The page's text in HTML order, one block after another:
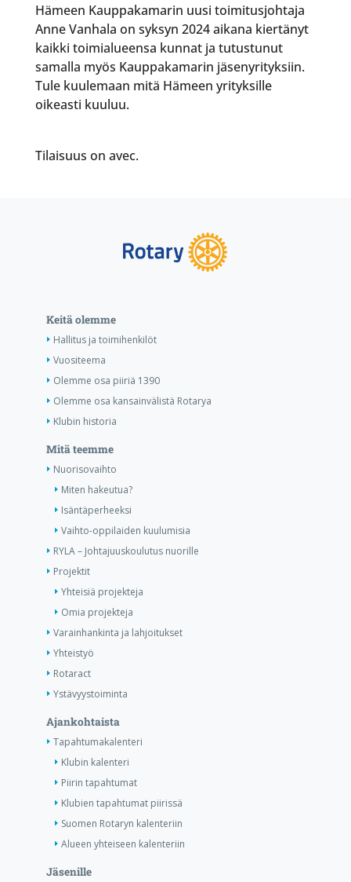
Hämeen Kauppakamarin uusi toimitusjohtaja
Anne Vanhala on syksyn 2024 aikana kiertänyt
kaikki toimialueensa kunnat ja tutustunut
samalla myös Kauppakamarin jäsenyrityksiin.
Tule kuulemaan mitä Hämeen yrityksille
oikeasti kuuluu.
Tilaisuus on avec.
Keitä olemme
Hallitus ja toimihenkilöt
Vuositeema
Olemme osa piiriä 1390
Olemme osa kansainvälistä Rotarya
Klubin historia
Mitä teemme
Nuorisovaihto
Miten hakeutua?
Isäntäperheeksi
Vaihto-oppilaiden kuulumisia
RYLA – Johtajuuskoulutus nuorille
Projektit
Yhteisiä projekteja
Omia projekteja
Varainhankinta ja lahjoitukset
Yhteistyö
Rotaract
Ystävyystoiminta
Ajankohtaista
Tapahtumakalenteri
Klubin kalenteri
Piirin tapahtumat
Klubien tapahtumat piirissä
Suomen Rotaryn kalenteriin
Alueen yhteiseen kalenteriin
Jäsenille